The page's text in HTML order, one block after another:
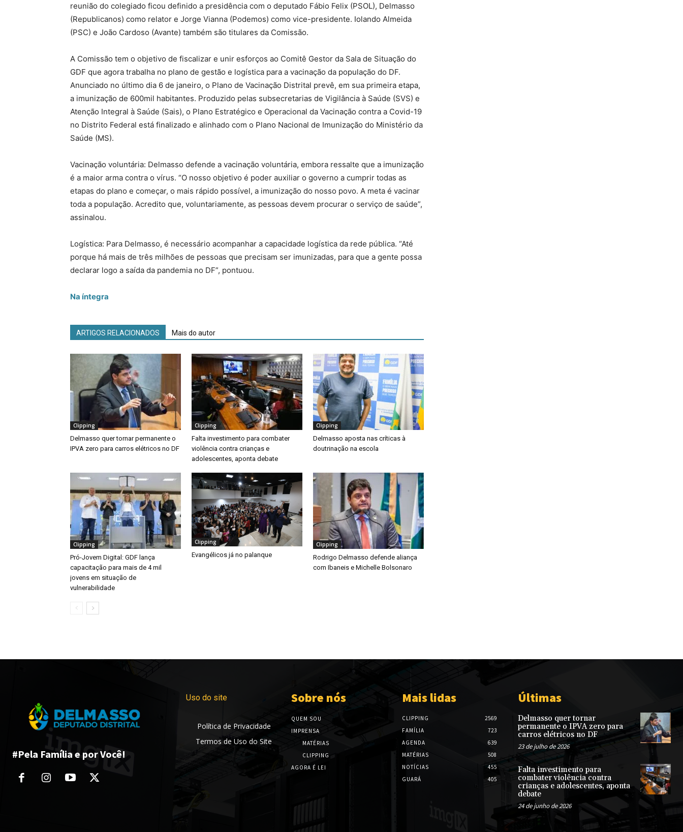
reunião do colegiado ficou definido a presidência com o deputado Fábio Felix (PSOL), Delmasso
(Republicanos) como relator e Jorge Vianna (Podemos) como vice-presidente. Iolando Almeida
(PSC) e João Cardoso (Avante) também são titulares da Comissão.
A Comissão tem o objetivo de fiscalizar e unir esforços ao Comitê Gestor da Sala de Situação do
GDF que agora trabalha no plano de gestão e logística para a vacinação da população do DF.
Anunciado no último dia 6 de janeiro, o Plano de Vacinação Distrital prevê, em sua primeira etapa,
a imunização de 600mil habitantes. Produzido pelas subsecretarias de Vigilância à Saúde (SVS) e
Atenção Integral à Saúde (Sais), o Plano Estratégico e Operacional da Vacinação contra a Covid-19
no Distrito Federal está finalizado e alinhado com o Plano Nacional de Imunização do Ministério da
Saúde (MS).
Vacinação voluntária: Delmasso defende a vacinação voluntária, embora ressalte que a imunização
é a maior arma contra o vírus. “O nosso objetivo é poder auxiliar o governo a cumprir todas as
etapas do plano e começar, o mais rápido possível, a imunização do nosso povo. A meta é vacinar
toda a população. Acredito que, voluntariamente, as pessoas devem procurar o serviço de saúde”,
assinalou.
Logística: Para Delmasso, é necessário acompanhar a capacidade logística da rede pública. “Até
porque há mais de três milhões de pessoas que precisam ser imunizadas, para que a gente possa
declarar logo a saída da pandemia no DF”, pontuou.
Na íntegra
ARTIGOS RELACIONADOS Mais do autor
Clipping
Delmasso quer tornar permanente o
IPVA zero para carros elétricos no DF
Clipping
Falta investimento para combater
violência contra crianças e
adolescentes, aponta debate
Clipping
Delmasso aposta nas críticas à
doutrinação na escola
Clipping
Pró-Jovem Digital: GDF lança
capacitação para mais de 4 mil
jovens em situação de
vulnerabilidade
Clipping
Evangélicos já no palanque
Clipping
Rodrigo Delmasso defende aliança
com Ibaneis e Michelle Bolsonaro
#Pela Família e por Você!
Uso do site
Política de Privacidade
Termos de Uso do Site
Sobre nós
QUEM SOU
IMPRENSA
MATÉRIAS
CLIPPING
AGORA É LEI
Mais lidas
CLIPPING
2569
FAMÍLIA
723
AGENDA
639
MATÉRIAS
508
NOTÍCIAS
455
GUARÁ
405
Últimas
Delmasso quer tornar
permanente o IPVA zero para
carros elétricos no DF
23 de julho de 2026
Falta investimento para
combater violência contra
crianças e adolescentes, aponta
debate
24 de junho de 2026